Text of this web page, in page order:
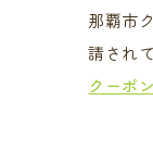
那覇市
請され
クーポ